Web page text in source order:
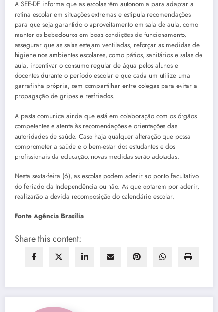
A SEE-DF informa que as escolas têm autonomia para adaptar a
rotina escolar em situações extremas e estipula recomendações
para que seja garantido o aproveitamento em sala de aula, como
manter os bebedouros em boas condições de funcionamento,
assegurar que as salas estejam ventiladas, reforçar as medidas de
higiene nos ambientes escolares, como pátios, sanitários e salas de
aula, incentivar o consumo regular de água pelos alunos e
docentes durante o período escolar e que cada um utilize uma
garrafinha própria, sem compartilhar entre colegas para evitar a
propagação de gripes e resfriados.
A pasta comunica ainda que está em colaboração com os órgãos
competentes e atenta às recomendações e orientações das
autoridades de saúde. Caso haja qualquer alteração que possa
comprometer a saúde e o bem-estar dos estudantes e dos
profissionais da educação, novas medidas serão adotadas.
Nesta sexta-feira (6), as escolas podem aderir ao ponto facultativo
do feriado da Independência ou não. As que optarem por aderir,
realizarão a devida recomposição do calendário escolar.
Fonte Agência Brasília
Share this content: